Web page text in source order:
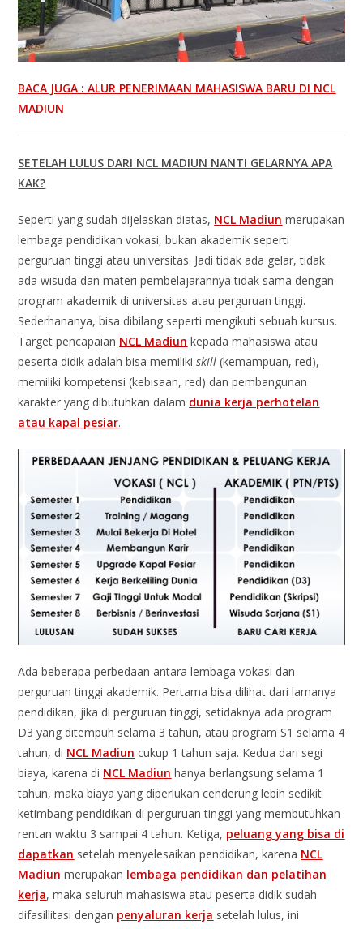
BACA JUGA : ALUR PENERIMAAN MAHASISWA BARU DI NCL
MADIUN
SETELAH LULUS DARI NCL MADIUN NANTI GELARNYA APA
KAK?
Seperti yang sudah dijelaskan diatas, NCL Madiun merupakan
lembaga pendidikan vokasi, bukan akademik seperti
perguruan tinggi atau universitas. Jadi tidak ada gelar, tidak
ada wisuda dan materi pembelajarannya tidak sama dengan
program akademik di universitas atau perguruan tinggi.
Sederhananya, bisa dibilang seperti mengikuti sebuah kursus.
Target pencapaian NCL Madiun kepada mahasiswa atau
peserta didik adalah bisa memilikiskill (kemampuan, red),
memiliki kompetensi (kebisaan, red) dan pembangunan
karakter yang dibutuhkan dalam dunia kerja perhotelan
atau kapal pesiar.
Ada beberapa perbedaan antara lembaga vokasi dan
perguruan tinggi akademik. Pertama bisa dilihat dari lamanya
pendidikan, jika di perguruan tinggi, setidaknya ada program
D3 yang ditempuh selama 3 tahun, atau program S1 selama 4
tahun, di NCL Madiun cukup 1 tahun saja. Kedua dari segi
biaya, karena di NCL Madiun hanya berlangsung selama 1
tahun, maka biaya yang diperlukan cenderung lebih sedikit
ketimbang pendidikan di perguruan tinggi yang membutuhkan
rentan waktu 3 sampai 4 tahun. Ketiga, peluang yang bisa di
dapatkan setelah menyelesaikan pendidikan, karena NCL
Madiun merupakan lembaga pendidikan dan pelatihan
kerja, maka seluruh mahasiswa atau peserta didik sudah
difasillitasi dengan penyaluran kerja setelah lulus, ini